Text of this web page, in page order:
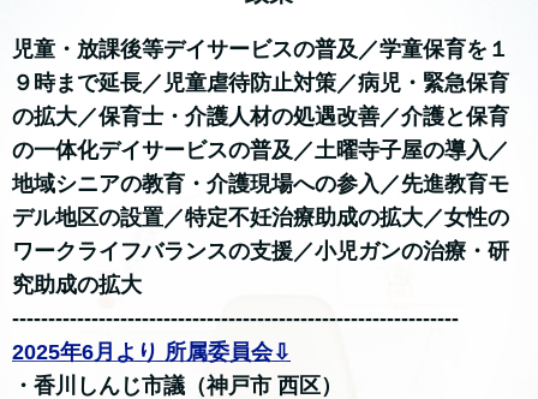
児童・放課後等デイサービスの普及／学童保育を１
９時まで延長／児童虐待防止対策／病児・緊急保育
の拡大／保育士・介護人材の処遇改善／介護と保育
の一体化デイサービスの普及／土曜寺子屋の導入／
地域シニアの教育・介護現場への参入／先進教育モ
デル地区の設置／特定不妊治療助成の拡大／女性の
ワークライフバランスの支援／小児ガンの治療・研
究助成の拡大
--------------------------------------------------------------
2025年6月より 所属委員会⇩
・香川しんじ市議（神戸市 西区）